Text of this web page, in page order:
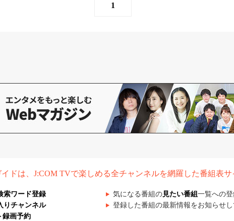
1
ドは、J:COM TVで楽しめる全チャンネルを網羅した番組表サ
索ワード登録 気になる番組の見たい番組 一覧への
りチャンネル
登録した番組の最新情報をお知らせし
録画予約